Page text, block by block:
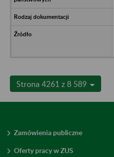
Strona 4261 z 8 589
Zamówienia publiczne
Oferty pracy w ZUS